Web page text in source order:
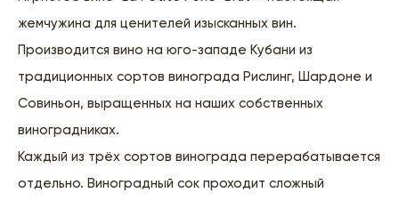
жемчужина для ценителей изысканных вин.
Производится вино на юго-западе Кубани из
традиционных сортов винограда Рислинг, Шардоне и
Совиньон, выращенных на наших собственных
виноградниках.
Каждый из трёх сортов винограда перерабатывается
отдельно. Виноградный сок проходит сложный